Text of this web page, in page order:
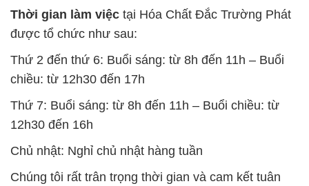
Thời gian làm việc tại Hóa Chất Đắc Trường Phát
được tổ chức như sau:
Thứ 2 đến thứ 6: Buổi sáng: từ 8h đến 11h – Buổi
chiều: từ 12h30 đến 17h
Thứ 7: Buổi sáng: từ 8h đến 11h – Buổi chiều: từ
12h30 đến 16h
Chủ nhật: Nghỉ chủ nhật hàng tuần
Chúng tôi rất trân trọng thời gian và cam kết tuân